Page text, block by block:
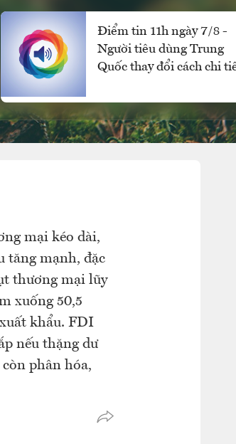
Điểm tin 11h ngày 7/8 -
Người tiêu dùng Trung
Quốc thay đổi cách chi
mại kéo dài,
tăng mạnh, đặc
thương mại lũy
xuống 50,5
khẩu. FDI
nếu thặng dư
phân hóa,